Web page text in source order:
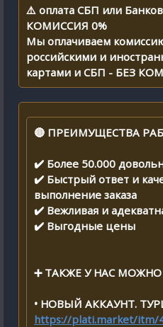
⚠️ оплата СБП или
КОМИССИЯ 0%
Мы оплачиваем
российскими и
картами и СБП - БЕЗ
🔴 ПРЕИМУЩЕСТВА
✔️ Более 50.000
✔️ Быстрый ответ и
выполнение заказа
✔️ Вежливая и
✔️ Выгодные цены
➕ ТАКЖЕ У НАС
• НОВЫЙ АККАУНТ.
https://plati.market/itm/